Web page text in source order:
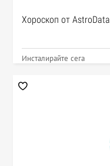
Хороскоп от AstroData
Инсталирайте сега